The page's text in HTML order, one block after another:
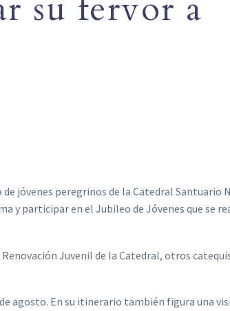
jóvenes peregrinos de la Catedral Santuario
y participar en el Jubileo de Jóvenes que se
Juvenil de la Catedral, otros
agosto. En su itinerario también figura una